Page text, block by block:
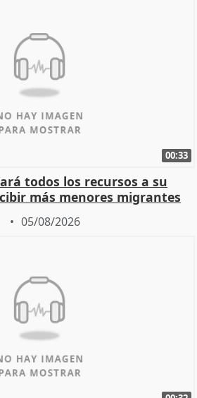
00:33
todos los recursos a su
más menores migrantes
05/08/2026